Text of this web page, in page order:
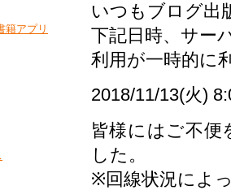
いつもブログ出
下記日時、サー
利用が一時的に
2018/11/13(火)
皆様にはご不
した。
※回線状況によ
籍アプリ